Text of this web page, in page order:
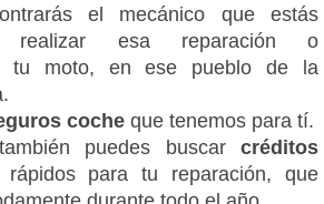
el mecánico que estás
realizar esa reparación o
tu moto, en ese pueblo de la
coche que tenemos para tí.
puedes buscar créditos
para tu reparación, que